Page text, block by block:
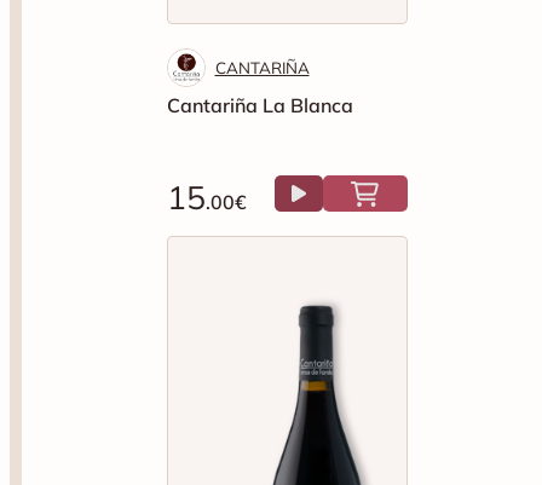
CANTARIÑA
Cantariña La Blanca
15.00€